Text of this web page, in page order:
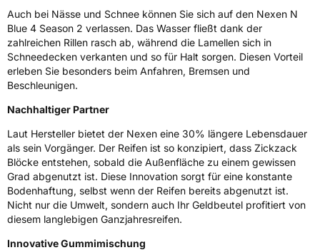
Rollgeräusch (Klasse)B
Rollgeräusch (dB)72
FahrzeugklasseC1
EisgripJa
EPREL ID 2387826
Allgemeine Produktsicherheit (GPSR)
HerstellerkontaktNEXEN TIRE EUROPE s.r.o., Lise-Meitner-
Strasse 1 65779 Kelkheim Deutschland,
marketing.nte@nexentire.com
Auch bei Nässe und Schnee können Sie sich auf den Nexen N
Blue 4 Season 2 verlassen. Das Wasser fließt dank der
zahlreichen Rillen rasch ab, während die Lamellen sich in
Schneedecken verkanten und so für Halt sorgen. Diesen Vorteil
erleben Sie besonders beim Anfahren, Bremsen und
Beschleunigen.
Nachhaltiger Partner
Laut Hersteller bietet der Nexen eine 30% längere Lebensdauer
als sein Vorgänger. Der Reifen ist so konzipiert, dass Zickzack
Blöcke entstehen, sobald die Außenfläche zu einem gewissen
Grad abgenutzt ist. Diese Innovation sorgt für eine konstante
Bodenhaftung, selbst wenn der Reifen bereits abgenutzt ist.
Nicht nur die Umwelt, sondern auch Ihr Geldbeutel profitiert von
diesem langlebigen Ganzjahresreifen.
Innovative Gummimischung